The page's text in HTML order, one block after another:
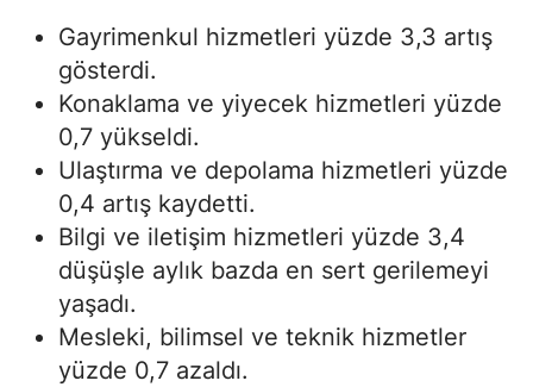
Gayrimenkul hizmetleri yüzde 3,3 artış
gösterdi.
Konaklama ve yiyecek hizmetleri yüzde
0,7 yükseldi.
Ulaştırma ve depolama hizmetleri yüzde
0,4 artış kaydetti.
Bilgi ve iletişim hizmetleri yüzde 3,4
düşüşle aylık bazda en sert gerilemeyi
yaşadı.
Mesleki, bilimsel ve teknik hizmetler
yüzde 0,7 azaldı.